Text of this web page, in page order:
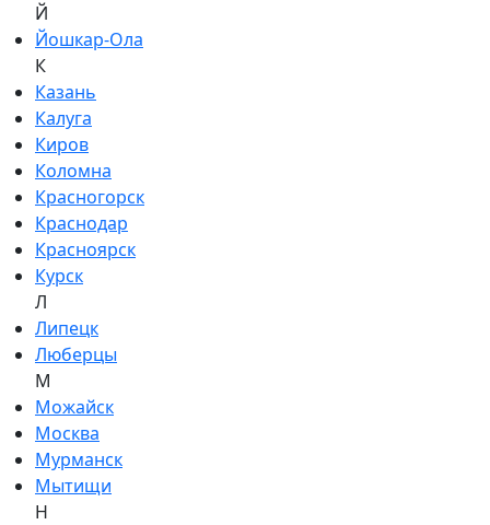
Й
Йошкар-Ола
К
Казань
Калуга
Киров
Коломна
Красногорск
Краснодар
Красноярск
Курск
Л
Липецк
Люберцы
М
Можайск
Москва
Мурманск
Мытищи
Н